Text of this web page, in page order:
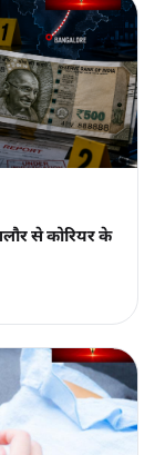
से कोरियर के